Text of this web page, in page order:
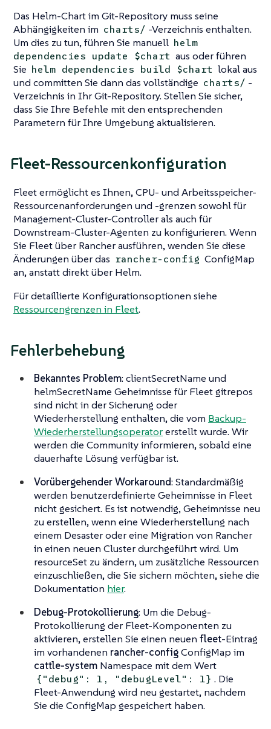
Das Helm-Chart im Git-Repository muss seine
Abhängigkeiten im charts/ -Verzeichnis enthalten.
Um dies zu tun, führen Sie manuell helm
dependencies update $chart aus oder führen
Sie helm dependencies build $chart lokal aus
und committen Sie dann das vollständige charts/ -
Verzeichnis in Ihr Git-Repository. Stellen Sie sicher,
dass Sie Ihre Befehle mit den entsprechenden
Parametern für Ihre Umgebung aktualisieren.
Fleet-Ressourcenkonfiguration
Fleet ermöglicht es Ihnen, CPU- und Arbeitsspeicher-
Ressourcenanforderungen und -grenzen sowohl für
Management-Cluster-Controller als auch für
Downstream-Cluster-Agenten zu konfigurieren. Wenn
Sie Fleet über Rancher ausführen, wenden Sie diese
Änderungen über das rancher-config ConfigMap
an, anstatt direkt über Helm.
Für detaillierte Konfigurationsoptionen siehe
Ressourcengrenzen in Fleet.
Fehlerbehebung
Bekanntes Problem: clientSecretName und
helmSecretName Geheimnisse für Fleet gitrepos
sind nicht in der Sicherung oder
Wiederherstellung enthalten, die vom Backup-
Wiederherstellungsoperatorerstellt wurde. Wir
werden die Community informieren, sobald eine
dauerhafte Lösung verfügbar ist.
Vorübergehender Workaround: Standardmäßig
werden benutzerdefinierte Geheimnisse in Fleet
nicht gesichert. Es ist notwendig, Geheimnisse neu
zu erstellen, wenn eine Wiederherstellung nach
einem Desaster oder eine Migration von Rancher
in einen neuen Cluster durchgeführt wird. Um
resourceSet zu ändern, um zusätzliche Ressourcen
einzuschließen, die Sie sichern möchten, siehe die
Dokumentation hier.
Debug-Protokollierung: Um die Debug-
Protokollierung der Fleet-Komponenten zu
aktivieren, erstellen Sie einen neuen fleet-Eintrag
im vorhandenen rancher-configConfigMap im
cattle-system Namespace mit dem Wert
{"debug": 1, "debugLevel": 1} . Die
Fleet-Anwendung wird neu gestartet, nachdem
Sie die ConfigMap gespeichert haben.